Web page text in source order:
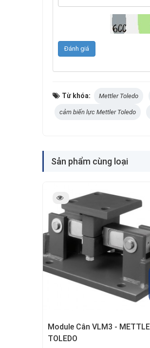
Từ khóa: Mettler Toledo
cảm biến lực Mettler Toledo
Sản phẩm cùng loại
Module Cân VLM3 -
TOLEDO